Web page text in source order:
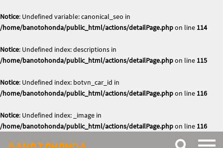
Notice: Undefined variable: canonical_seo in
/home/banotohonda/public_html/actions/detailPage.phpon line 114
Notice: Undefined index: descriptions in
/home/banotohonda/public_html/actions/detailPage.phpon line 115
Notice: Undefined index: botvn_car_id in
/home/banotohonda/public_html/actions/detailPage.phpon line 116
Notice: Undefined index: _image in
/home/banotohonda/public_html/actions/detailPage.phpon line 116